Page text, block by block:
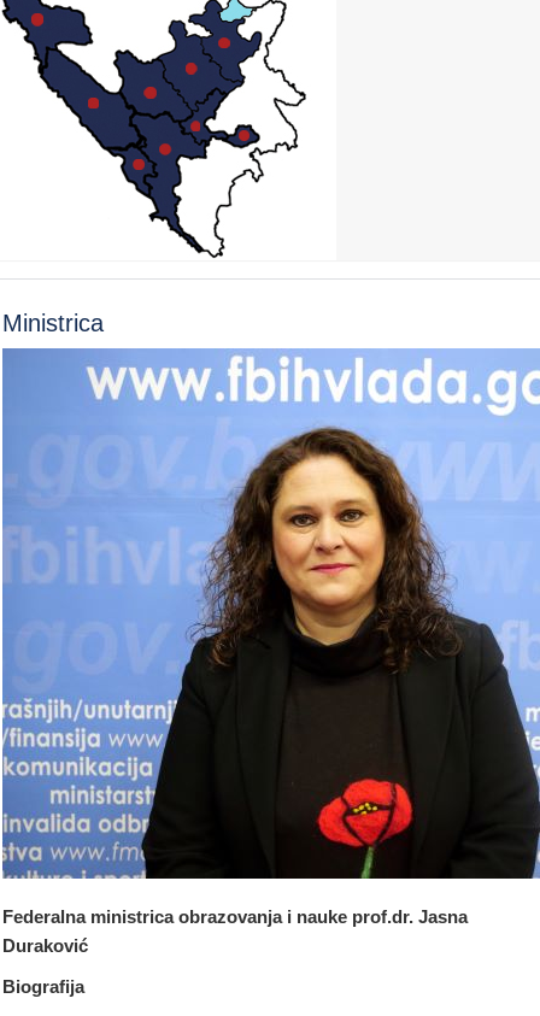
Ministrica
Federalna ministrica obrazovanja i nauke prof.dr. Jasna
Duraković
Biografija